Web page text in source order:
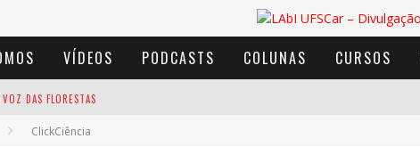
VÍDEOS PODCASTS COLUNAS CURSOS
DAS FLORESTAS
BERTHA LUTZ
ClickCiência